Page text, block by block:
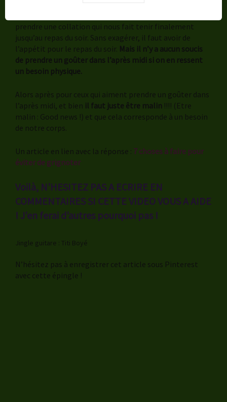
(d’accord?), c’est que notre repas de
prendre une collation qui nous fait tenir finalement
jusqu’au repas du soir. Sans exagérer, il faut avoir de
l’appétit pour le repas du soir. Mais il n’y a aucun soucis
de prendre un goûter dans l’après midi si on en ressent
un besoin physique.
Alors après pour ceux qui aiment prendre un goûter dans
l’après midi, et bien il faut juste être malin !!!! (Etre
malin : Good news !) et que cela corresponde à un besoin
de notre corps.
Un article en lien avec la réponse : 7 choses à faire pour
éviter de grignoter
Voilà, N’HESITEZ PAS A ECRIRE EN
COMMENTAIRES SI CETTE VIDEO VOUS A AIDE
! J’en ferai d’autres pourquoi pas !
Jingle guitare : Titi Boyé
N’hésitez pas à enregistrer cet article sous Pinterest
avec cette épingle !